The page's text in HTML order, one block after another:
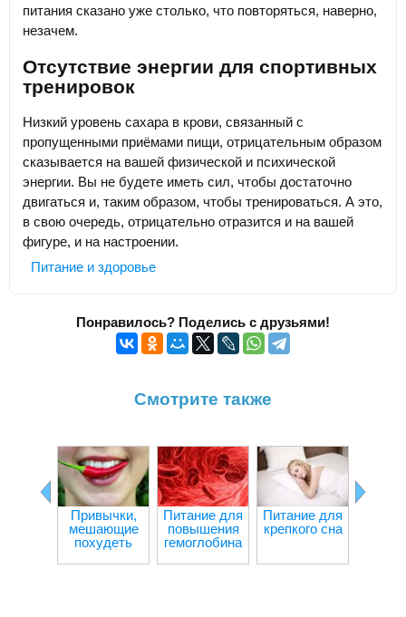
питания сказано уже столько, что повторяться, наверно,
незачем.
Отсутствие энергии для спортивных
тренировок
Низкий уровень сахара в крови, связанный с
пропущенными приёмами пищи, отрицательным образом
сказывается на вашей физической и психической
энергии. Вы не будете иметь сил, чтобы достаточно
двигаться и, таким образом, чтобы тренироваться. А это,
в свою очередь, отрицательно отразится и на вашей
фигуре, и на настроении.
Питание и здоровье
Понравилось? Поделись с друзьями!
Смотрите также
Привычки,
мешающие
похудеть
Питание для
повышения
гемоглобина
Питание для
крепкого сна